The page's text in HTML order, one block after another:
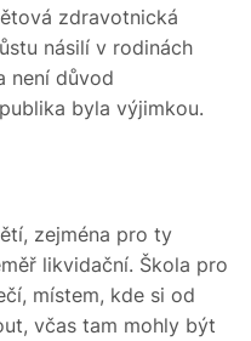
zdravotnická
násilí v rodinách
není důvod
byla výjimkou.
zejména pro ty
likvidační. Škola pro
místem, kde si od
včas tam mohly být